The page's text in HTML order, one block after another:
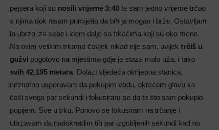
pejsera koji su nosili vrijeme 3:40 te sam jedno vrijeme trčao
s njima dok nisam primijetio da bih ja mogao i brže. Ostavljam
ih ubrzo iza sebe i idem dalje sa trkačima koji su oko mene.
Na ovim velikim trkama čovjek nikad nije sam, uvijek trčiš u
gužvi pogotovo na mjestima gdje je staza malo uža, i tako
svih 42,195 metara. Dolazi sljedeća okrijepna stanica,
neznatno usporavam da pokupim vodu, okrećem glavu ka
čaši svega par sekundi i fokusiram se da to što sam pokupio
popijem. Sve u trku. Ponovo se fokusiram na trčanje i
ubrzavam da nadoknadim tih par izgubljenih sekundi kad na